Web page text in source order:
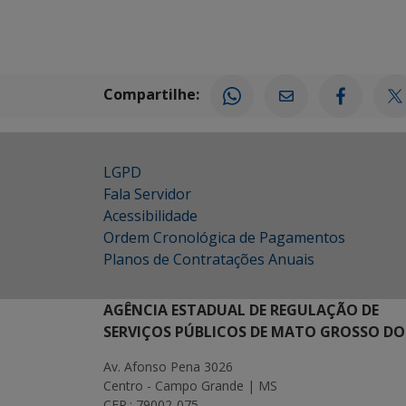
Compartilhe:
LGPD
Fala Servidor
Acessibilidade
Ordem Cronológica de Pagamentos
Planos de Contratações Anuais
AGÊNCIA ESTADUAL DE REGULAÇÃO DE
SERVIÇOS PÚBLICOS DE MATO GROSSO
Av. Afonso Pena 3026
Centro - Campo Grande | MS